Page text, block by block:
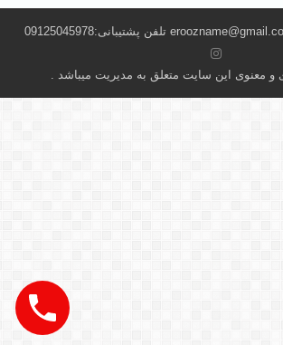
و معنوی این سایت متعلق به مدیریت میباشد .